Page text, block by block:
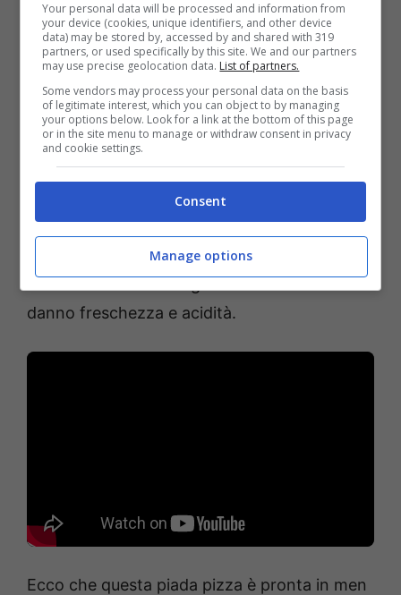
e e iniziare a farcire.
Prima salare a piacere, poi aggiungere la
burrata e le acciughe su una fetta, su un’altra
burrata e prosciutto crudo e qualche
pomodorino giallo, su un’altra ancora la
burrata, la mortadella e la granella di
pistacchi. Insomma, farcire come più si
preferisce mixando questi ingredienti.
Concludere con delle gocce di limone che
danno freschezza e acidità.
Ecco che questa piada pizza è pronta in men
Your personal data will be processed and information from
your device (cookies, unique identifiers, and other device
data) may be stored by, accessed by and shared with 319
partners, or used specifically by this site. We and our partners
may use precise geolocation data. List of partners.
Some vendors may process your personal data on the basis
of legitimate interest, which you can object to by managing
your options below. Look for a link at the bottom of this page
or in the site menu to manage or withdraw consent in privacy
and cookie settings.
Consent
Manage options